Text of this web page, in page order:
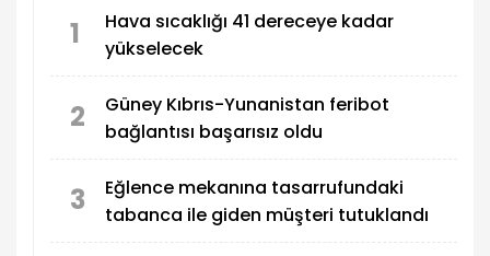
1
Hava sıcaklığı 41 dereceye kadar
yükselecek
2
Güney Kıbrıs-Yunanistan feribot
bağlantısı başarısız oldu
3
Eğlence mekanına tasarrufundaki
tabanca ile giden müşteri tutuklandı